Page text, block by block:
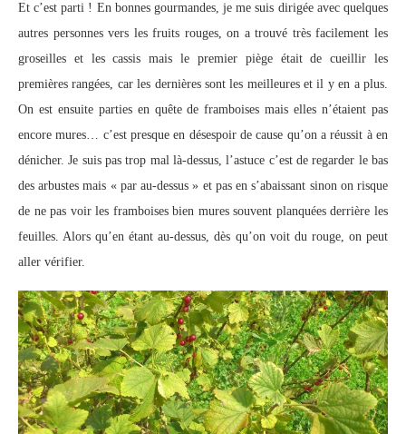
Et c’est parti ! En bonnes gourmandes, je me suis dirigée avec quelques
autres personnes vers les fruits rouges, on a trouvé très facilement les
groseilles et les cassis mais le premier piège était de cueillir les
premières rangées, car les dernières sont les meilleures et il y en a plus.
On est ensuite parties en quête de framboises mais elles n’étaient pas
encore mures… c’est presque en désespoir de cause qu’on a réussit à en
dénicher. Je suis pas trop mal là-dessus, l’astuce c’est de regarder le bas
des arbustes mais « par au-dessus » et pas en s’abaissant sinon on risque
de ne pas voir les framboises bien mures souvent planquées derrière les
feuilles. Alors qu’en étant au-dessus, dès qu’on voit du rouge, on peut
aller vérifier.